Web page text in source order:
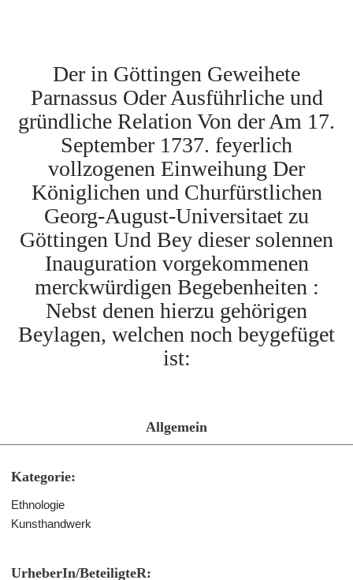
Der in Göttingen Geweihete
Parnassus Oder Ausführliche und
gründliche Relation Von der Am 17.
September 1737. feyerlich
vollzogenen Einweihung Der
Königlichen und Churfürstlichen
Georg-August-Universitaet zu
Göttingen Und Bey dieser solennen
Inauguration vorgekommenen
merckwürdigen Begebenheiten :
Nebst denen hierzu gehörigen
Beylagen, welchen noch beygefüget
ist:
Allgemein
Kategorie:
Ethnologie
Kunsthandwerk
UrheberIn/BeteiligteR: